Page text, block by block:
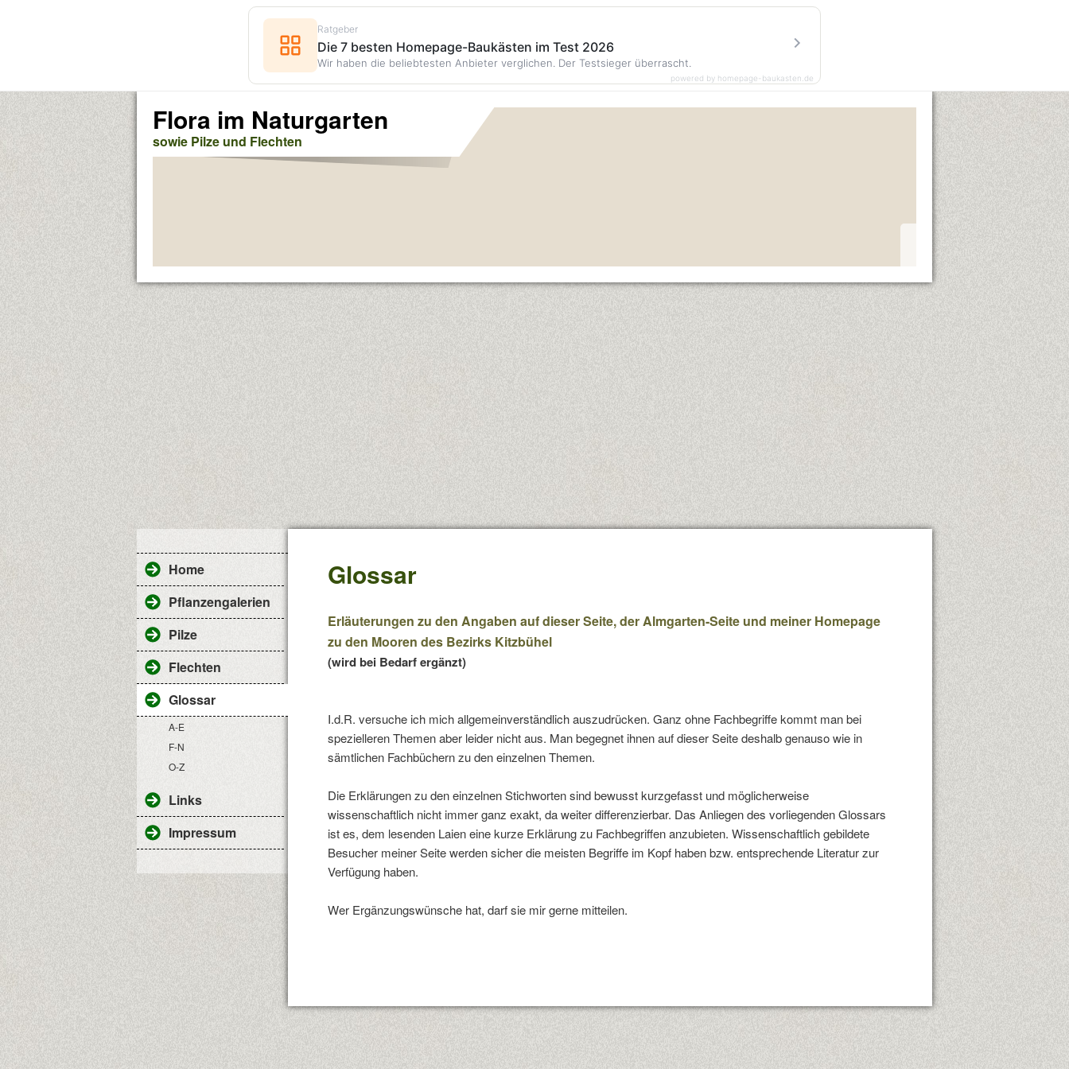
Flora im Naturgarten
sowie Pilze und Flechten
Home
Pflanzengalerien
Pilze
Flechten
Glossar
A-E
F-N
O-Z
Links
Impressum
Glossar
Erläuterungen zu den Angaben auf dieser Seite, derAlmgarten-Seite und meiner Homepage
zu den Mooren des Bezirks Kitzbühel
(wird bei Bedarf ergänzt)
I.d.R. versuche ich mich allgemeinverständlich auszudrücken. Ganz ohne Fachbegriffe kommt man bei
spezielleren Themen aber leider nicht aus. Man begegnet ihnen auf dieser Seite deshalb genauso wie in
sämtlichen Fachbüchern zu den einzelnen Themen.
Die Erklärungen zu den einzelnen Stichworten sind bewusst kurzgefasst und möglicherweise
wissenschaftlich nicht immer ganz exakt, da weiter differenzierbar. Das Anliegen des vorliegenden Glossars
ist es, dem lesenden Laien eine kurze Erklärung zu Fachbegriffen anzubieten. Wissenschaftlich gebildete
Besucher meiner Seite werden sicher die meisten Begriffe im Kopf haben bzw. entsprechende Literatur zur
Verfügung haben.
Wer Ergänzungswünsche hat, darf sie mir gerne mitteilen.
Ratgeber
Die 7 besten Homepage-Baukästen im Test 2026
Wir haben die beliebtesten Anbieter verglichen. Der Testsieger überrascht.
powered by homepage-baukasten.de